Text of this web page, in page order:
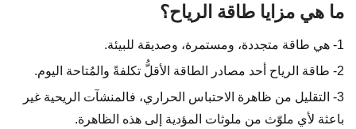
ما هي مزايا طاقة الرياح؟
1- هي طاقة متجددة، ومستمرة، وصديقة للبيئة.
2- طاقة الرياح أحد مصادر الطاقة الأقلُّ تكلفةً والمُتاحة اليوم.
3- التقليل من ظاهرة الاحتباس الحراري، فالمنشآت الريحية غير
باعثة لأي ملوّث من ملوثات المؤدية إلى هذه الظاهرة.